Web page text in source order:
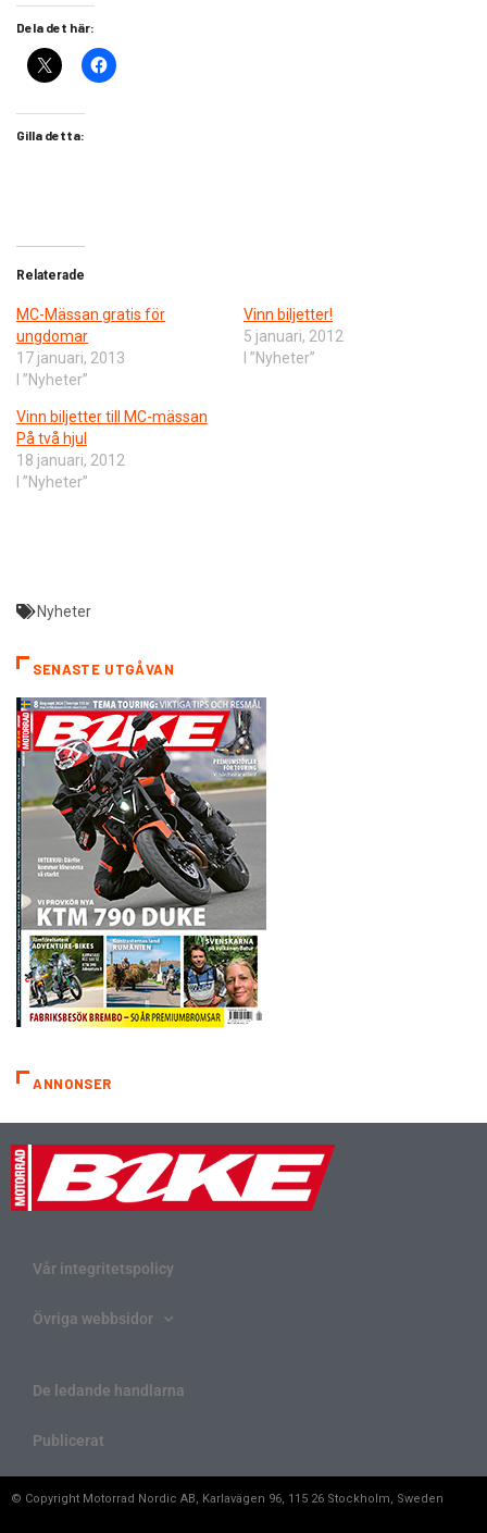
Dela det här:
Gilla detta:
Relaterade
MC-Mässan gratis för
ungdomar
17 januari, 2013
I ”Nyheter”
Vinn biljetter!
5 januari, 2012
I ”Nyheter”
Vinn biljetter till MC-mässan
På två hjul
18 januari, 2012
I ”Nyheter”
Nyheter
SENASTE UTGÅVAN
ANNONSER
Vår integritetspolicy
Övriga webbsidor
De ledande handlarna
Publicerat
© Copyright Motorrad Nordic AB, Karlavägen 96, 115 26 Stockholm, Sweden